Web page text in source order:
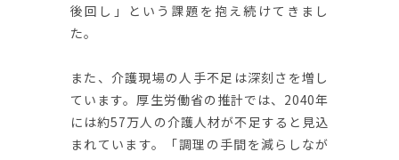
後回し」という課題を抱え続けてきまし
た。
また、介護現場の人手不足は深刻さを増し
ています。厚生労働省の推計では、2040年
には約57万人の介護人材が不足すると見込
まれています。「調理の手間を減らしなが